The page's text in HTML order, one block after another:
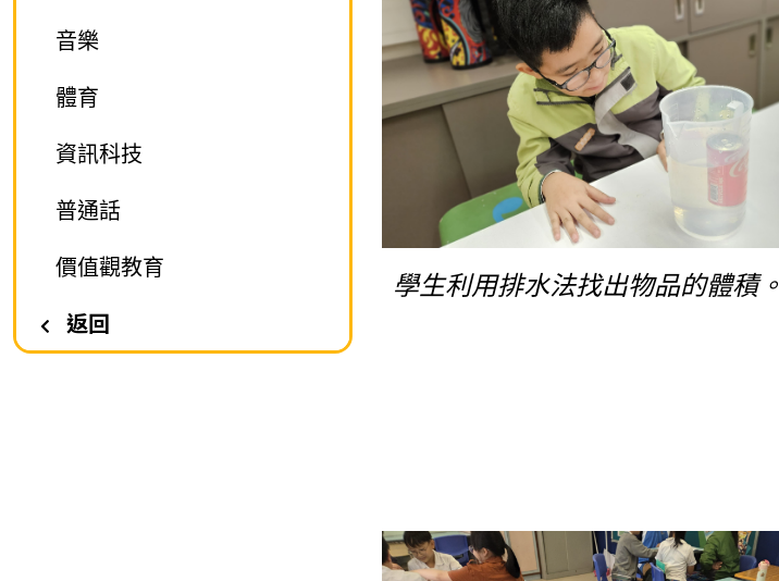
音樂
體育
資訊科技
普通話
價值觀教育
返回
學生利用排水法找出物品的體積。